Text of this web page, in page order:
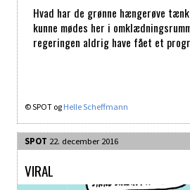
Hvad har de grønne hængerøve
kunne mødes her i
regeringen aldrig have fået et
© SPOT og Helle Scheffmann
SPOT 22. december 2016
VIRAL